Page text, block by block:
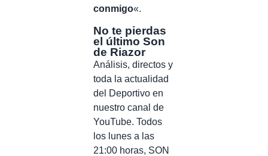
conmigo«.
No te pierdas
el último Son
de Riazor
Análisis, directos y
toda la actualidad
del Deportivo en
nuestro canal de
YouTube. Todos
los lunes a las
21:00 horas, SON